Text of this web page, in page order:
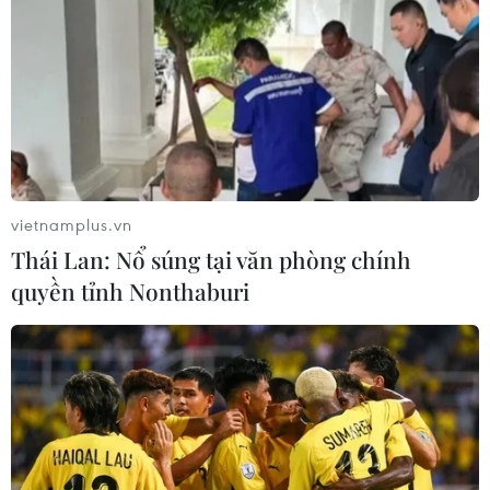
quản lý Nhà nước và tình hình thực tiễn của
Thủ đô.
Toàn cảnh phiên khai mạc kỳ họp thứ hai, Hội đồng Nhân dân
thành phố khóa XVI. (Ảnh: TTXVN)
Để cụ thể hóa điều này, Hội đồng Nhân dân
thành phố Hà Nội sẽ tiếp tục thực hiện tốt công
vietnamplus.vn
Thái Lan: Nổ súng tại văn phòng chính
quyền tỉnh Nonthaburi